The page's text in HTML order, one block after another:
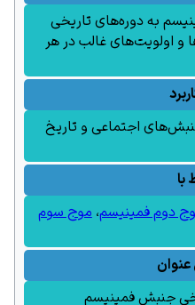
به دوره‌های تاریخی
و اولویت‌های غالب در هر
اجتماعی و تاریخ
با
دوم فمینیسم، موج سوم
جنبش فمینیسم